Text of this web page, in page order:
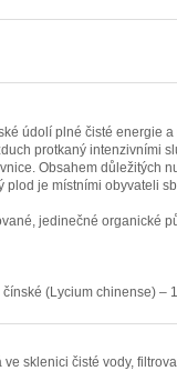
údolí plné čisté energie
protkaný intenzivními
Obsahem důležitých
plod je místními obyvateli
jedinečné organické
(Lycium chinense) –
sklenici čisté vody,